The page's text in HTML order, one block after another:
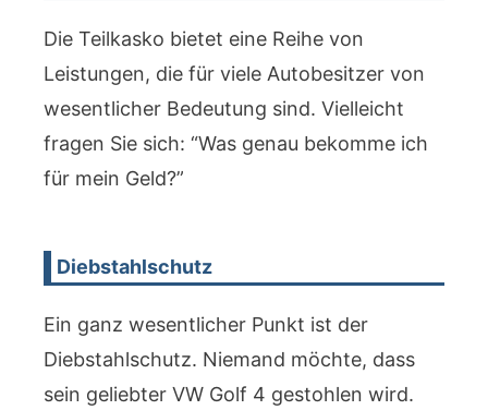
Die Teilkasko bietet eine Reihe von
Leistungen, die für viele Autobesitzer von
wesentlicher Bedeutung sind. Vielleicht
fragen Sie sich: “Was genau bekomme ich
für mein Geld?”
Diebstahlschutz
Ein ganz wesentlicher Punkt ist der
Diebstahlschutz. Niemand möchte, dass
sein geliebter VW Golf 4 gestohlen wird.